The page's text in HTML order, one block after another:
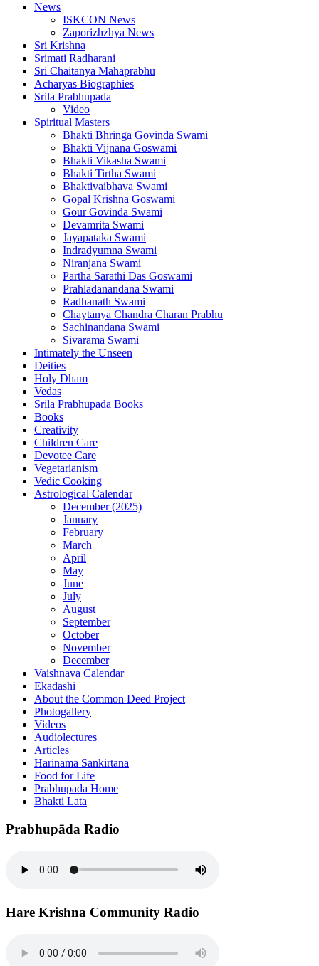
News
ISKCON News
Zaporizhzhya News
Sri Krishna
Srimati Radharani
Sri Chaitanya Mahaprabhu
Acharyas Biographies
Srila Prabhupada
Video
Spiritual Masters
Bhakti Bhringa Govinda Swami
Bhakti Vijnana Goswami
Bhakti Vikasha Swami
Bhakti Tirtha Swami
Bhaktivaibhava Swami
Gopal Krishna Goswami
Gour Govinda Swami
Devamrita Swami
Jayapataka Swami
Indradyumna Swami
Niranjana Swami
Partha Sarathi Das Goswami
Prahladanandana Swami
Radhanath Swami
Chaytanya Chandra Charan Prabhu
Sachinandana Swami
Sivarama Swami
Intimately the Unseen
Deities
Holy Dham
Vedas
Srila Prabhupada Books
Books
Creativity
Children Care
Devotee Care
Vegetarianism
Vedic Cooking
Astrological Calendar
December (2025)
January
February
March
April
May
June
July
August
September
October
November
December
Vaishnava Calendar
Ekadashi
About the Common Deed Project
Photogallery
Videos
Audiolectures
Articles
Harinama Sankirtana
Food for Life
Prabhupada Home
Bhakti Lata
Prabhupāda Radio
Hare Krishna Community Radio